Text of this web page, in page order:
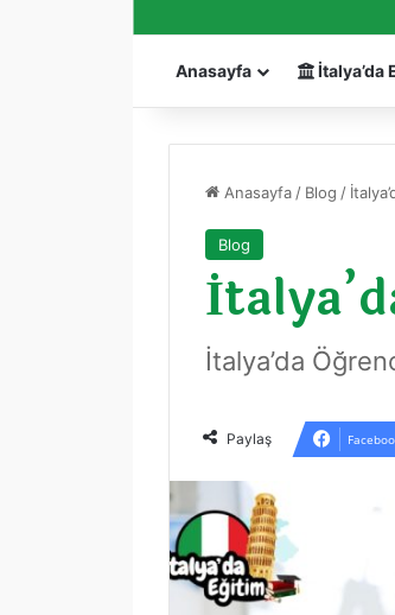
Anasayfa İtalya’da
Anasayfa / Blog /
Blog
İtalya’da
Paylaş